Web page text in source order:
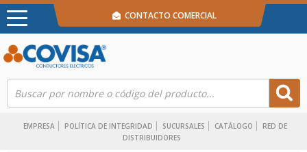
EMPRESA POLÍTICA DE INTEGRIDAD SUCURSALES CATÁLOGO
RED DE
DISTRIBUIDORES
CONTACTO COMERCIAL